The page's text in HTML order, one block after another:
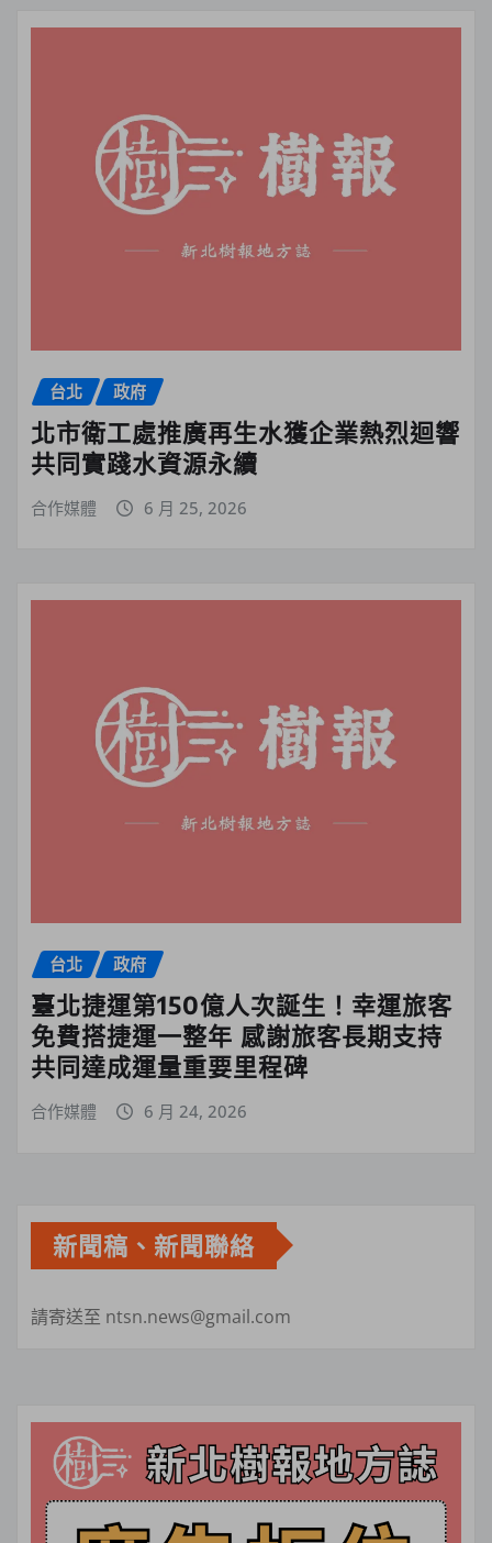
台北 政府
北市衛工處推廣再生水獲企業熱烈迴響
共同實踐水資源永續
合作媒體 6 月 25, 2026
台北 政府
臺北捷運第150億人次誕生！幸運旅客
免費搭捷運一整年 感謝旅客長期支持
共同達成運量重要里程碑
合作媒體 6 月 24, 2026
新聞稿、新聞聯絡
請寄送至 ntsn.news@gmail.com